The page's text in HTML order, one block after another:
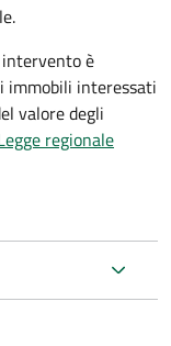
è
immobili interessati
valore degli
regionale